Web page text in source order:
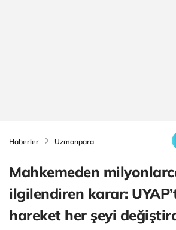
Haberler Uzmanpara
Mahkemeden
ilgilendiren karar:
hareket her şeyi